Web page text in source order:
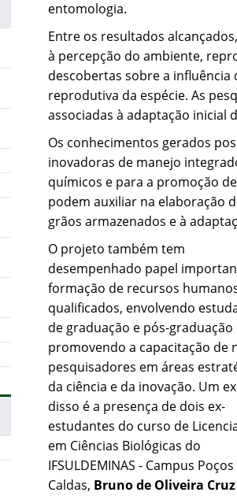
entomologia.
Entre os resultados
à percepção do ambiente,
descobertas sobre a influência
reprodutiva da espécie. As
associadas à adaptação inicial
Os conhecimentos gerados
inovadoras de manejo
químicos e para a promoção
podem auxiliar na elaboração
grãos armazenados e à
O projeto também tem
desempenhado papel
formação de recursos
qualificados, envolvendo
de graduação e pós-graduação
promovendo a capacitação de
pesquisadores em áreas
da ciência e da inovação. Um
disso é a presença de dois ex-
estudantes do curso de
em Ciências Biológicas do
IFSULDEMINAS - Campus
Caldas, Bruno de Oliveira